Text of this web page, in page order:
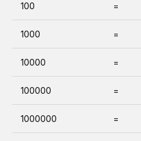
100 =
1000 =
10000 =
100000 =
1000000 =